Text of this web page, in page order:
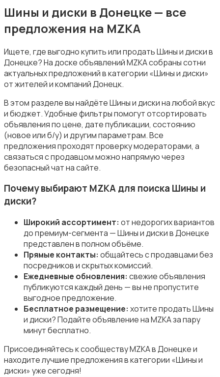
Другое
Шины и диски в Донецке — все
предложения на MZKA
Ищете, где выгодно купить или продать Шины и диски в
Донецке? На доске объявлений MZKA собраны сотни
актуальных предложений в категории «Шины и диски»
от жителей и компаний Донецк.
В этом разделе вы найдёте Шины и диски на любой вкус
и бюджет. Удобные фильтры помогут отсортировать
объявления по цене, дате публикации, состоянию
(новое или б/у) и другим параметрам. Все
предложения проходят проверку модераторами, а
связаться с продавцом можно напрямую через
безопасный чат на сайте.
Почему выбирают MZKA для поиска Шины и
диски?
Широкий ассортимент: от недорогих вариантов
до премиум-сегмента — Шины и диски в Донецке
представлен в полном объёме.
Прямые контакты: общайтесь с продавцами без
посредников и скрытых комиссий.
Ежедневные обновления: свежие объявления
публикуются каждый день — вы не пропустите
выгодное предложение.
Бесплатное размещение: хотите продать Шины
и диски? Подайте объявление на MZKA за пару
минут бесплатно.
Присоединяйтесь к сообществу MZKA в Донецке и
находите лучшие предложения в категории «Шины и
диски» уже сегодня!